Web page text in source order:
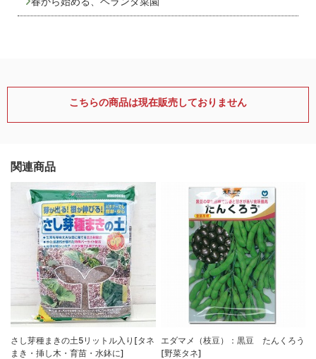
こちらの商品は現在販売しておりません
関連商品
さし芽種まきの土5リットル入り[タネ
まき・挿し木・育苗・水鉢に]
エダマメ（枝豆）：黒豆 たんくろう
[野菜タネ]